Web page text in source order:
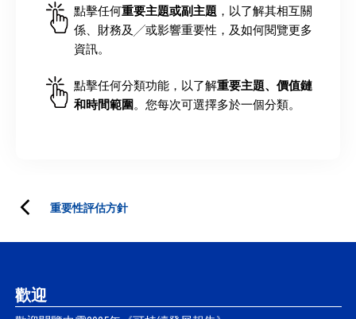
點擊任何重要主題或副主題 ，以了解其相互關
係、財務及╱或影響重要性，及如何閱覽更多
資訊。
點擊任何分類功能，以了解重要主題、價值鏈
和時間範圍。您每次可選擇多於一個分類。
控制，刺激了市場對分佈式能源解決
方案的需求，消費者亦傾向於選擇價
務。傳統公用事業公司必須創新求
變、運用新科技，並重新定義自身的
坐落海傍，因此面對自然生態損秏和
氣候變化的疊加影響所帶來的風險。
求企業按既定標準評估和報告自然風
險，並對保護生物多樣性和生態系統
用性、可修復性及可回收性。
人工智能技術等。為了滿足不斷增長
的發電需求，電網必須進行升級和擴
速增長所帶來的裨益，當中需要龐大
投資和數碼解決方案的支持。
球可再生能源發電容量持續增長，但
發電容量主要仍然集中在中國。由於
高，國際市場上的企業面對日益嚴謹
的披露責任。除了轉型進程外，氣候
大型的石油和天然氣公司及科技巨頭
均為新進企業，日後可能會利用本身
產、輸送和消耗方式進行革新。數碼
科技使消費者希望獲得以客戶服務、
護主義抬頭，亦凸顯公用事業需要分
散供應鏈，同時善用當地或區域的創
衝突令能源市場更不穩定，使採購可
靠且價格合理的化石燃料變得更複
家。生活成本令人對能源公平更感關
注，亦使公用事業和政府更難確保人
面對更大壓力。消費者的期望亦在不
斷轉變，更傾向於個性化和可持續的
嚴格的資料私隱法規，局限了公用事
業利用客戶資料進行產品和服務創新
力，力圖防止資料盜竊或關鍵基建運
作中斷。
工作目標和意義的期望，亦使招聘和
挽留人才變得更複雜。企業要營造多
彈性的工作安排，以及提供能滿足個
人目標的工作，才可望提高員工的滿
詳情請參閱《年報》：
詳情請參閱《年報》：
詳情請參閱《年報》：
重要性評估方針
歡迎